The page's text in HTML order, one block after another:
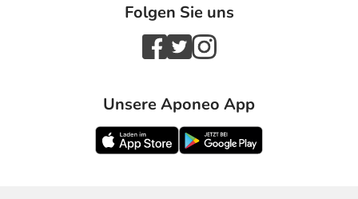
- Menstruationsstörung
- Mastodynie (Schmerzen und Spannungsgefühl in der
- Potenzstörungen
- Allgemeine Schwäche
Folgen Sie uns
Unsere Aponeo App